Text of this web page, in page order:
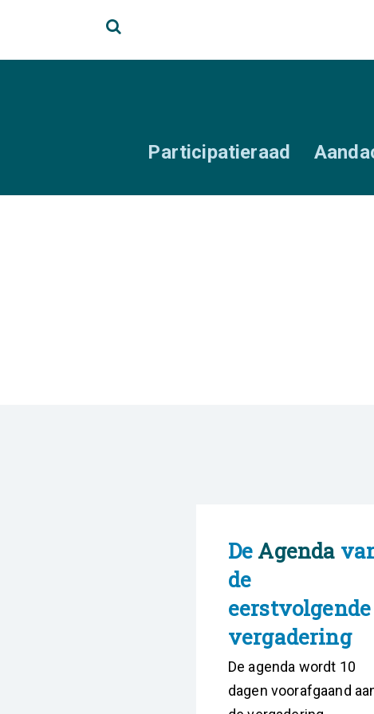
Participatieraad
De Agenda
de
eerstvolgende
vergadering
De agenda wordt 10
dagen voorafgaand